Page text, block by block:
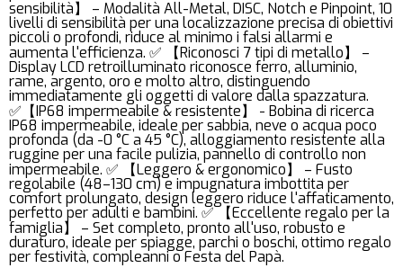
sensibilità】 – Modalità All-Metal, DISC, Notch e Pinpoint, 10
livelli di sensibilità per una localizzazione precisa di obiettivi
piccoli o profondi, riduce al minimo i falsi allarmi e
aumenta l'efficienza. ✅ 【Riconosci 7 tipi di metallo】 –
Display LCD retroilluminato riconosce ferro, alluminio,
rame, argento, oro e molto altro, distinguendo
immediatamente gli oggetti di valore dalla spazzatura.
✅【IP68 impermeabile & resistente】 - Bobina di ricerca
IP68 impermeabile, ideale per sabbia, neve o acqua poco
profonda (da -0 °C a 45 °C), alloggiamento resistente alla
ruggine per una facile pulizia, pannello di controllo non
impermeabile. ✅ 【Leggero & ergonomico】 – Fusto
regolabile (48–130 cm) e impugnatura imbottita per
comfort prolungato, design leggero riduce l'affaticamento,
perfetto per adulti e bambini. ✅ 【Eccellente regalo per la
famiglia】 – Set completo, pronto all'uso, robusto e
duraturo, ideale per spiagge, parchi o boschi, ottimo regalo
per festività, compleanni o Festa del Papà.